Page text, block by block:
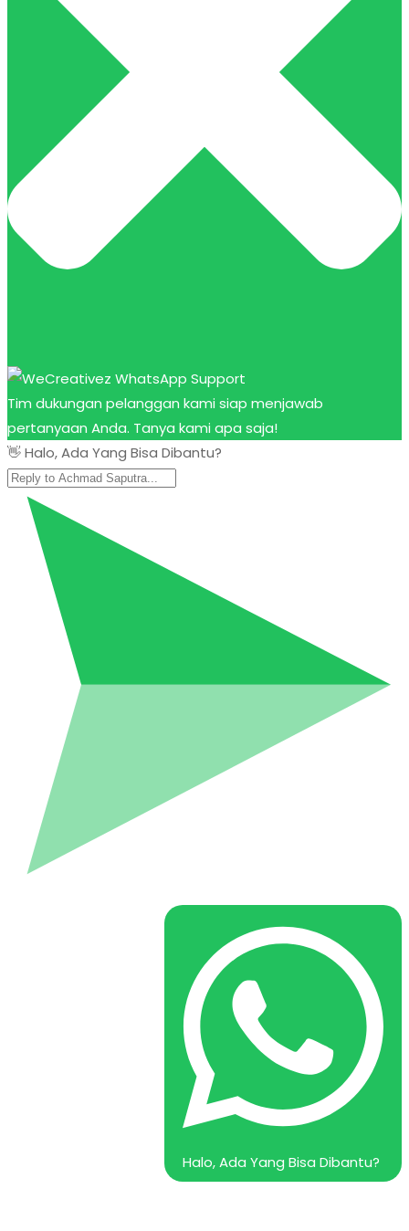
Tim dukungan pelanggan kami siap menjawab
pertanyaan Anda. Tanya kami apa saja!
👋 Halo, Ada Yang Bisa Dibantu?
Halo, Ada Yang Bisa Dibantu?